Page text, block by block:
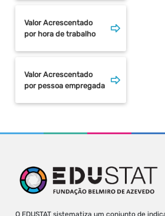
Valor Acrescentado
por hora de trabalho
Valor Acrescentado
por pessoa empregada
O EDUSTAT sistematiza um conjunto de